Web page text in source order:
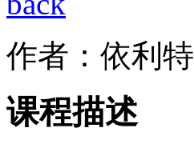
作者：依利特
课程描述